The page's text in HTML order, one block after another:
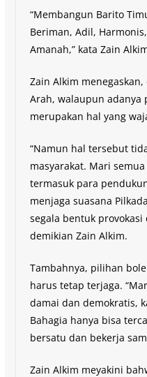
“Membangun Barito
Beriman, Adil,
Amanah,” kata Zain
Zain Alkim
Arah, walaupun
merupakan hal yang
“Namun hal tersebut
masyarakat. Mari
termasuk para
menjaga suasana
segala bentuk
demikian Zain Alkim.
Tambahnya, pilihan
harus tetap terjaga.
damai dan demokratis,
Bahagia hanya bisa
bersatu dan bekerja
Zain Alkim meyakini